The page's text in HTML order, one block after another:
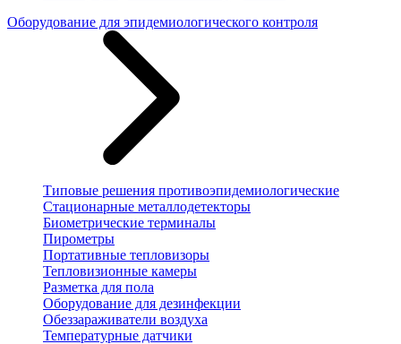
Оборудование для эпидемиологического контроля
Типовые решения противоэпидемиологические
Стационарные металлодетекторы
Биометрические терминалы
Пирометры
Портативные тепловизоры
Тепловизионные камеры
Разметка для пола
Оборудование для дезинфекции
Обеззараживатели воздуха
Температурные датчики